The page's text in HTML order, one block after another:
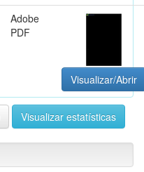
Adobe
PDF
Visualizar/Abrir
Visualizar estatísticas